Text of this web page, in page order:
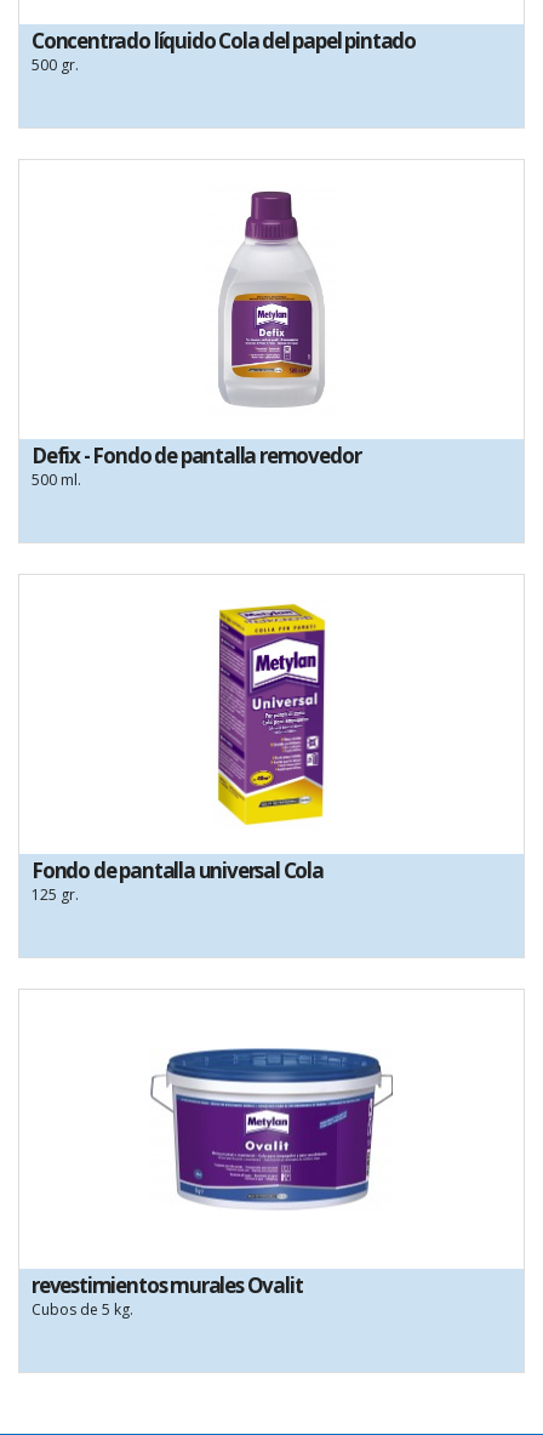
Concentrado líquido Cola del papel pintado
500 gr.
Defix - Fondo de pantalla removedor
500 ml.
Fondo de pantalla universal Cola
125 gr.
revestimientos murales Ovalit
Cubos de 5 kg.